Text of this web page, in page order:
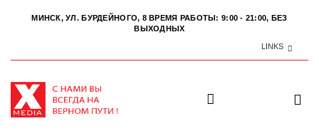
МИНСК, УЛ. БУРДЕЙНОГО, 8 ВРЕМЯ РАБОТЫ: 9:00 - 21:00, БЕЗ
ВЫХОДНЫХ
LINKS